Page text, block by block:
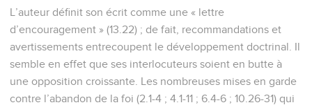
L’auteur définit son écrit comme une « lettre
d’encouragement » (13.22) ; de fait, recommandations et
avertissements entrecoupent le développement doctrinal. Il
semble en effet que ses interlocuteurs soient en butte à
une opposition croissante. Les nombreuses mises en garde
contre l’abandon de la foi (2.1-4 ; 4.1-11 ; 6.4-6 ; 10.26-31) qui